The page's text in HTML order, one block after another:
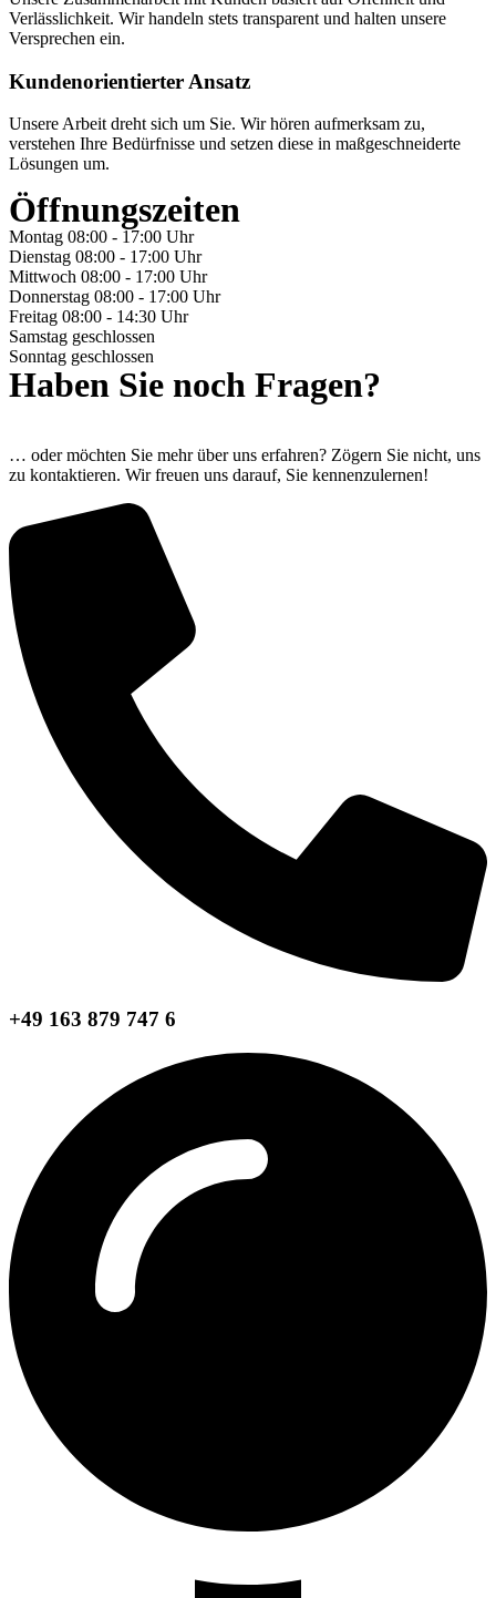
Verlässlichkeit. Wir handeln stets transparent und halten unsere
Versprechen ein.
Kundenorientierter Ansatz
Unsere Arbeit dreht sich um Sie. Wir hören aufmerksam zu,
verstehen Ihre Bedürfnisse und setzen diese in maßgeschneiderte
Lösungen um.
Öffnungszeiten
Montag 08:00 - 17:00 Uhr
Dienstag 08:00 - 17:00 Uhr
Mittwoch 08:00 - 17:00 Uhr
Donnerstag 08:00 - 17:00 Uhr
Freitag 08:00 - 14:30 Uhr
Samstag geschlossen
Sonntag geschlossen
Haben Sie noch Fragen?
… oder möchten Sie mehr über uns erfahren? Zögern Sie nicht, uns
zu kontaktieren. Wir freuen uns darauf, Sie kennenzulernen!
+49 163 879 747 6